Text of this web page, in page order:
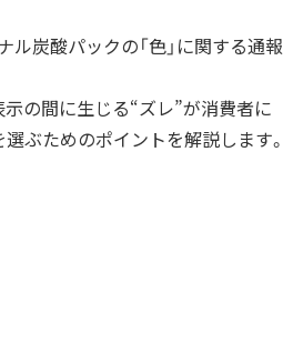
炭酸パックの「色」に関する通報
の間に生じる“ズレ”が消費者に
ぶためのポイントを解説します。